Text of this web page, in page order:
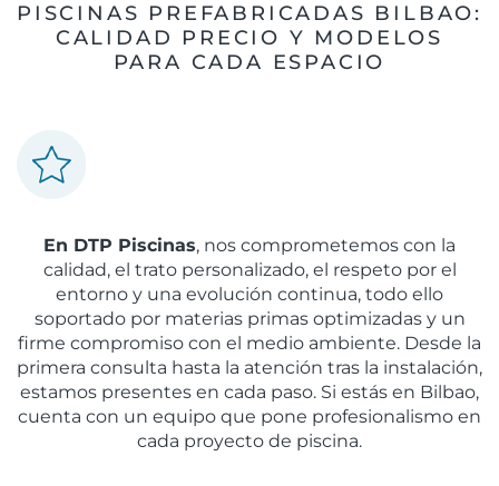
PISCINAS PREFABRICADAS BILBAO:
CALIDAD PRECIO Y MODELOS
PARA CADA ESPACIO
En DTP Piscinas, nos comprometemos con la
calidad, el trato personalizado, el respeto por el
entorno y una evolución continua, todo ello
soportado por materias primas optimizadas y un
firme compromiso con el medio ambiente. Desde la
primera consulta hasta la atención tras la instalación,
estamos presentes en cada paso. Si estás en Bilbao,
cuenta con un equipo que pone profesionalismo en
cada proyecto de piscina.